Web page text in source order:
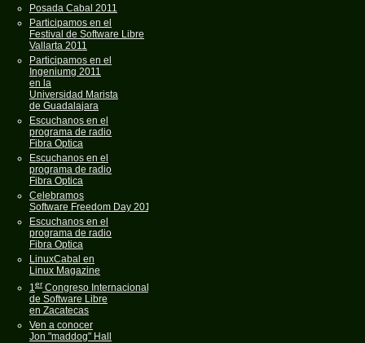
Posada Cabal 2011
Participamos en el
Festival de Software Libre
Vallarta 2011
Participamos en el
Ingeniumg 2011
en la
Universidad Marista
de Guadalajara
Escuchanos en el
programa de radio
Fibra Optica
Escuchanos en el
programa de radio
Fibra Optica
Celebramos
Software Freedom Day 2011
Escuchanos en el
programa de radio
Fibra Optica
LinuxCabal en
Linux Magazine
1er Congreso Internacional
de Software Libre
en Zacatecas
Ven a conocer
Jon "maddog" Hall